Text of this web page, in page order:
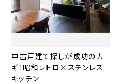
中古戸建て探しが成功のカ
ギ！昭和レトロ×ステンレス
キッチン